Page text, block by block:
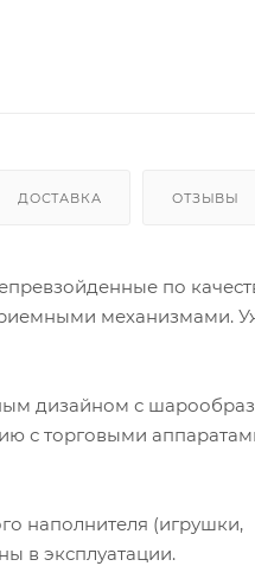
ДОСТАВКА ОТЗЫВЫ
по
механизмами.
дизайном с
с торговыми
наполнителя (игрушки,
в эксплуатации.